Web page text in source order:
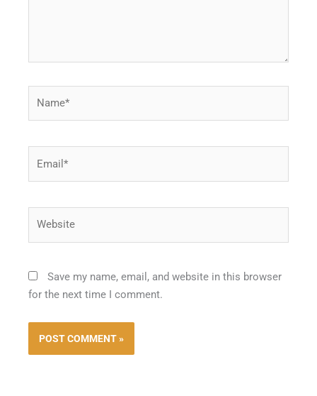
Save my name, email, and website in this browser
for the next time I comment.